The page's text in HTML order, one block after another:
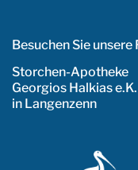
Besuchen Sie unsere
Storchen-Apotheke
Georgios Halkias e.K.
in Langenzenn